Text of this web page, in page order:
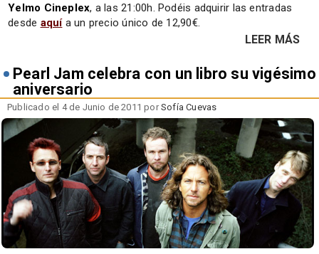
Yelmo Cineplex, a las 21:00h. Podéis adquirir las entradas
desde aquía un precio único de 12,90€.
LEER MÁS
Pearl Jam celebra con un libro su vigésimo
aniversario
Publicado el 4 de Junio de 2011 porSofía Cuevas